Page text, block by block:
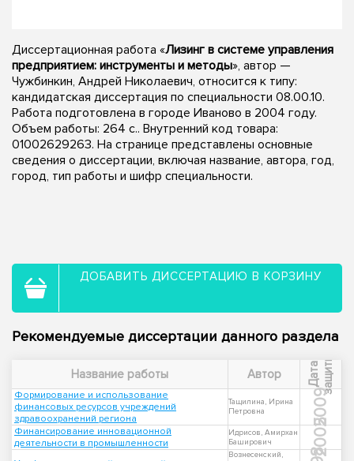
Диссертационная работа «Лизинг в системе управления
предприятием: инструменты и методы», автор —
Чужбинкин, Андрей Николаевич, относится к типу:
кандидатская диссертация по специальности 08.00.10.
Работа подготовлена в городе Иваново в 2004 году.
Объем работы: 264 с.. Внутренний код товара:
01002629263. На странице представлены основные
сведения о диссертации, включая название, автора, год,
город, тип работы и шифр специальности.
ДОБАВИТЬ ДИССЕРТАЦИЮ В КОРЗИНУ
Рекомендуемые диссертации данного раздела
Название работы Автор Д
а
т
а
з
а
щ
и
т ы
Формирование и использование
финансовых ресурсов учреждений
здравоохранений региона
Тащилина, Ирина
Петровна
2009
Финансирование инновационной
деятельности в промышленности
Идрисов, Амирхан
Баширович
2005
Вознесенский,